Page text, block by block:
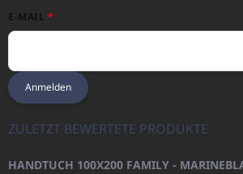
E-MAIL
Anmelden
ZULETZT BEWERTETE PRODUKTE
HANDTUCH 100X200 FAMILY -